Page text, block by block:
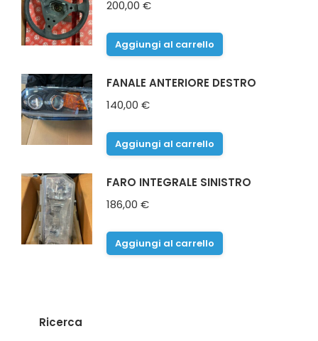
200,00 €
Aggiungi al carrello
FANALE ANTERIORE DESTRO
140,00 €
Aggiungi al carrello
FARO INTEGRALE SINISTRO
186,00 €
Aggiungi al carrello
Ricerca